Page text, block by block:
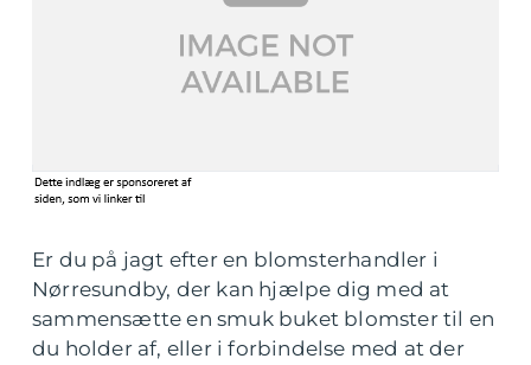
Er du på jagt efter en blomsterhandler i
Nørresundby, der kan hjælpe dig med at
sammensætte en smuk buket blomster til en
du holder af, eller i forbindelse med at der